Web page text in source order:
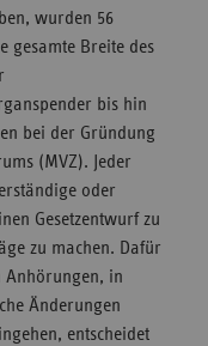
wurden 56
gesamte Breite des
bis hin
bei der Gründung
(MVZ). Jeder
oder
Gesetzentwurf zu
zu machen. Dafür
Anhörungen, in
Änderungen
entscheidet